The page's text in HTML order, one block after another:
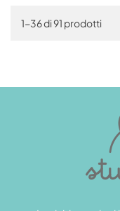
1-36 di 91 prodotti